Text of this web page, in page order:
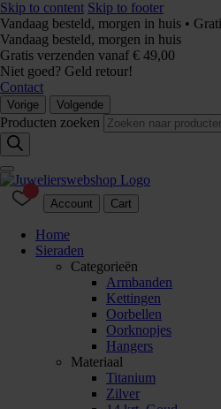
Skip to content Skip to footer
Vandaag besteld, morgen in huis •
Vandaag besteld, morgen in huis
Gratis verzenden vanaf € 49,00
Niet goed? Geld retour!
Contact
Vorige Volgende
Producten zoeken
Account Cart
Home
Sieraden
Categorieën
Armbanden
Kettingen
Oorbellen
Oorknopjes
Hangers
Materiaal
Titanium
Zilver